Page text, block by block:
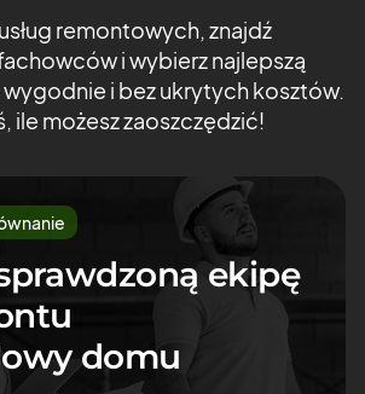
remontowych, znajdź
i wybierz najlepszą
i bez ukrytych kosztów.
ile możesz zaoszczędzić!
ekipę
domu